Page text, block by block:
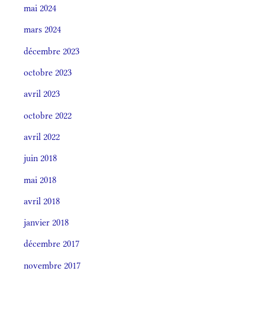
mai 2024
mars 2024
décembre 2023
octobre 2023
avril 2023
octobre 2022
avril 2022
juin 2018
mai 2018
avril 2018
janvier 2018
décembre 2017
novembre 2017